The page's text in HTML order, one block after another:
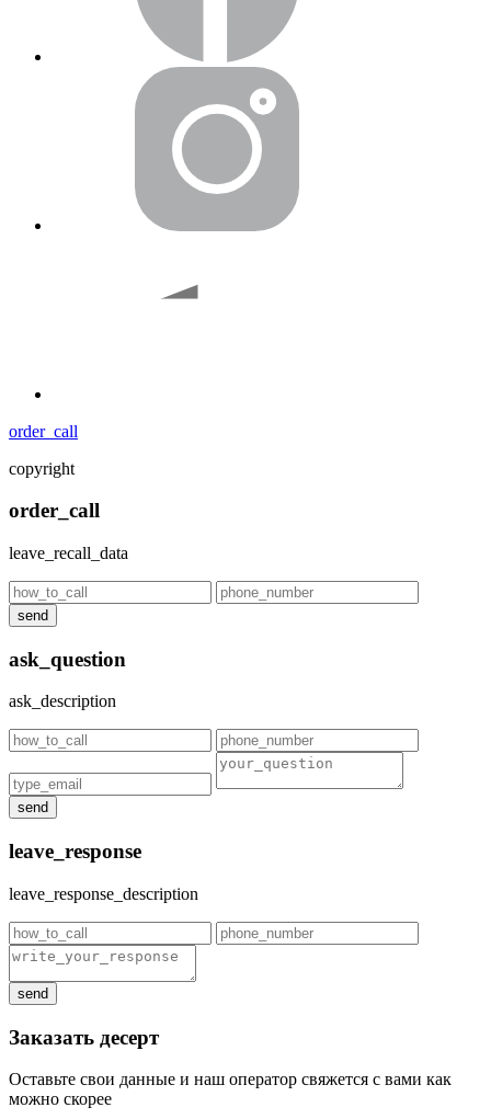
order_call
copyright
order_call
leave_recall_data
send
ask_question
ask_description
send
leave_response
leave_response_description
send
Заказать десерт
Оставьте свои данные и наш оператор свяжется с вами как
можно скорее